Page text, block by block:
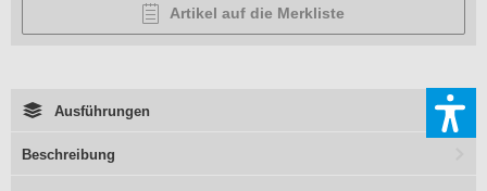
Artikel auf die Merkliste
Ausführungen
Beschreibung